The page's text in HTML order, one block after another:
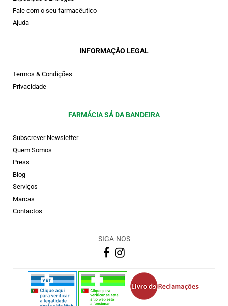
Fale com o seu farmacêutico
Ajuda
INFORMAÇÃO LEGAL
Termos & Condições
Privacidade
FARMÁCIA SÁ DA BANDEIRA
Subscrever Newsletter
Quem Somos
Press
Blog
Serviços
Marcas
Contactos
SIGA-NOS